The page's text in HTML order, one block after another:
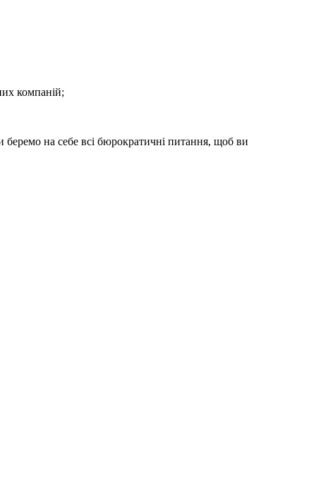
компаній;
на себе всі бюрократичні питання, щоб ви